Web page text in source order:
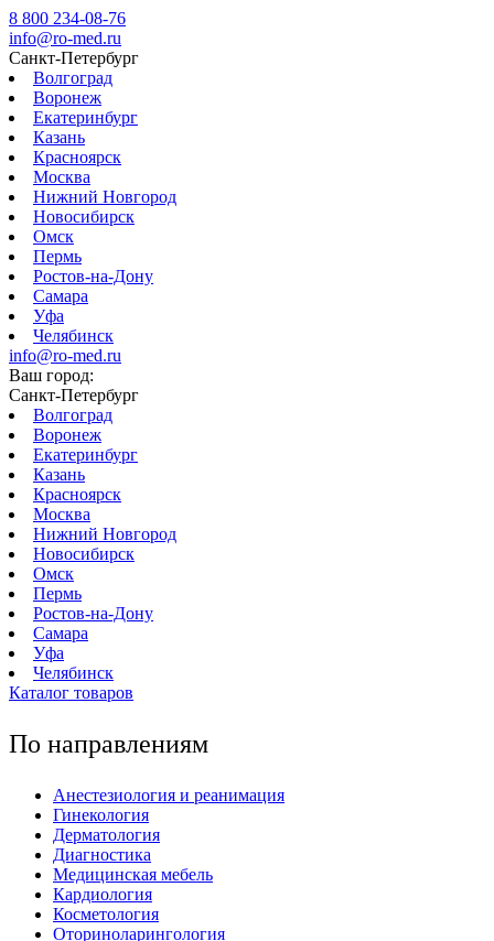
8 800 234-08-76
info@ro-med.ru
Санкт-Петербург
Волгоград
Воронеж
Екатеринбург
Казань
Красноярск
Москва
Нижний Новгород
Новосибирск
Омск
Пермь
Ростов-на-Дону
Самара
Уфа
Челябинск
info@ro-med.ru
Ваш город:
Санкт-Петербург
Волгоград
Воронеж
Екатеринбург
Казань
Красноярск
Москва
Нижний Новгород
Новосибирск
Омск
Пермь
Ростов-на-Дону
Самара
Уфа
Челябинск
Каталог товаров
По направлениям
Анестезиология и реанимация
Гинекология
Дерматология
Диагностика
Медицинская мебель
Кардиология
Косметология
Оториноларингология